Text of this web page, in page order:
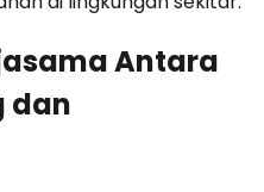
Antara
dan